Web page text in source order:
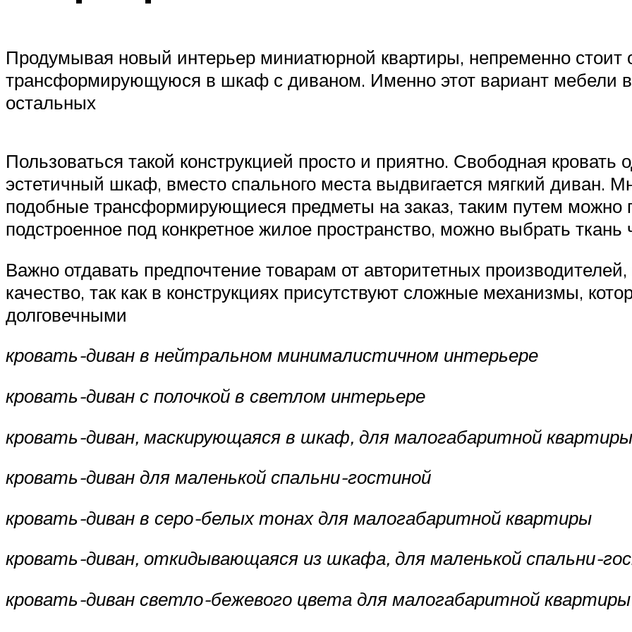
Продумывая новый интерьер миниатюрной квартиры, непременно стоит
трансформирующуюся в шкаф с диваном. Именно этот вариант мебели
остальных
Пользоваться такой конструкцией просто и приятно. Свободная
эстетичный шкаф, вместо спального места выдвигается мягкий диван.
подобные трансформирующиеся предметы на заказ, таким путем можно
подстроенное под конкретное жилое пространство, можно выбрать ткань
Важно отдавать предпочтение товарам от авторитетных
качество, так как в конструкциях присутствуют сложные механизмы,
долговечными
кровать-диван в нейтральном минималистичном интерьере
кровать-диван с полочкой в светлом интерьере
кровать-диван, маскирующаяся в шкаф, для малогабаритной квартиры
кровать-диван для маленькой спальни-гостиной
кровать-диван в серо-белых тонах для малогабаритной квартиры
кровать-диван, откидывающаяся из шкафа, для маленькой спальни-
кровать-диван светло-бежевого цвета для малогабаритной квартиры